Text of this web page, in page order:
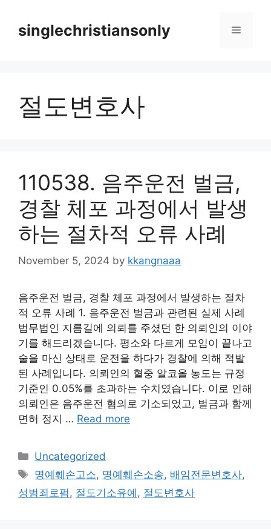
contentsinglechristiansonly Menu
절도변호사
110538. 음주운전 벌금,
경찰 체포 과정에서 발생
하는 절차적 오류 사례
November 5, 2024 by kkangnaaa
음주운전 벌금, 경찰 체포 과정에서 발생하는 절차
적 오류 사례 1. 음주운전 벌금과 관련된 실제 사례
법무법인 지름길에 의뢰를 주셨던 한 의뢰인의 이야
기를 해드리겠습니다. 평소와 다르게 모임이 끝나고
술을 마신 상태로 운전을 하다가 경찰에 의해 적발
된 사례입니다. 의뢰인의 혈중 알코올 농도는 규정
기준인 0.05%를 초과하는 수치였습니다. 이로 인해
의뢰인은 음주운전 혐의로 기소되었고, 벌금과 함께
면허 정지 … Read more
Categories
Uncategorized
Tags
명예훼손고소, 명예훼손소송, 배임전문변호사,
성범죄로펌 , 절도기소유예 , 절도변호사